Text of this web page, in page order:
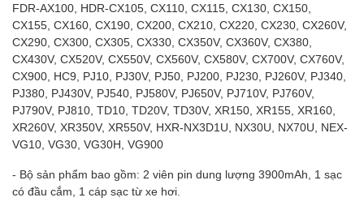
FDR-AX100, HDR-CX105, CX110, CX115, CX130, CX150,
CX155, CX160, CX190, CX200, CX210, CX220, CX230, CX260V,
CX290, CX300, CX305, CX330, CX350V, CX360V, CX380,
CX430V, CX520V, CX550V, CX560V, CX580V, CX700V, CX760V,
CX900, HC9, PJ10, PJ30V, PJ50, PJ200, PJ230, PJ260V, PJ340,
PJ380, PJ430V, PJ540, PJ580V, PJ650V, PJ710V, PJ760V,
PJ790V, PJ810, TD10, TD20V, TD30V, XR150, XR155, XR160,
XR260V, XR350V, XR550V, HXR-NX3D1U, NX30U, NX70U, NEX-
VG10, VG30, VG30H, VG900
- Bộ sản phẩm bao gồm: 2 viên pin dung lượng 3900mAh, 1 sạc
có đầu cắm, 1 cáp sạc từ xe hơi.